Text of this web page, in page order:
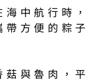
中航行時，
帶方便的粽子
菇與魯肉，平